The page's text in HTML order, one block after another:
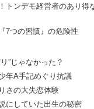
輪強行開催
・
五輪入場行進
・ 五輪サッカー・
・ 五輪関係
・
五輪でIOCラウ
トンデモ経営者のあり得
7つの習慣』の危険性
”じゃなかった？
年A手記めぐり抗議
さの大失恋体験
にしていた出生の秘密